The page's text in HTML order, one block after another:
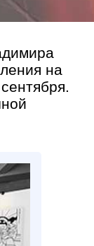
на